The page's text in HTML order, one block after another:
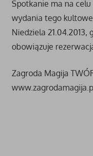
Spotkanie ma na
wydania tego
Niedziela 21.04.2013,
obowiązuje
Zagroda Magija